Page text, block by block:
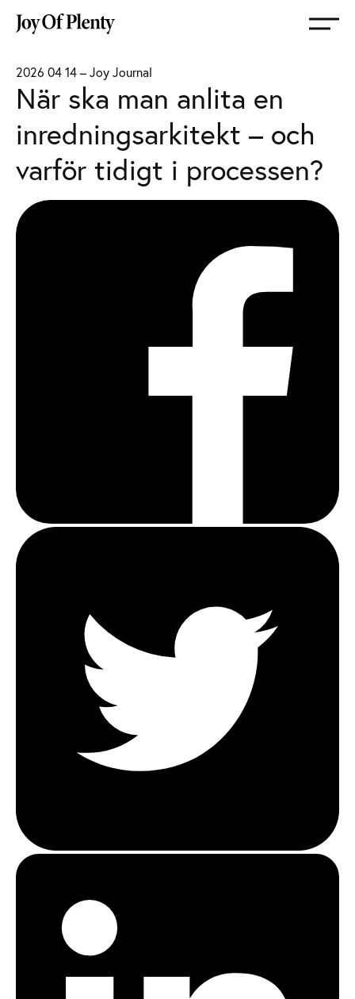
Gå
till
2026 04 14–Joy Journal
När ska man anlita en
inredningsarkitekt – och
varför tidigt i processen?